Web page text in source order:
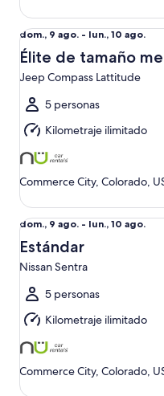
Del
dom.,
9
ago.
al
lun.,
10
ago.
dom., 9 ago. - lun., 10 ago.
Élite de tamaño
Jeep Compass Lattitude
5 personas
Kilometraje ilimitado
Commerce City, Colorado,
Élite de tamaño mediano
Del
dom.,
9
ago.
al
lun.,
10
ago.
dom., 9 ago. - lun., 10 ago.
Estándar
Nissan Sentra
5 personas
Kilometraje ilimitado
Commerce City, Colorado,
Estándar Nissan Sentra